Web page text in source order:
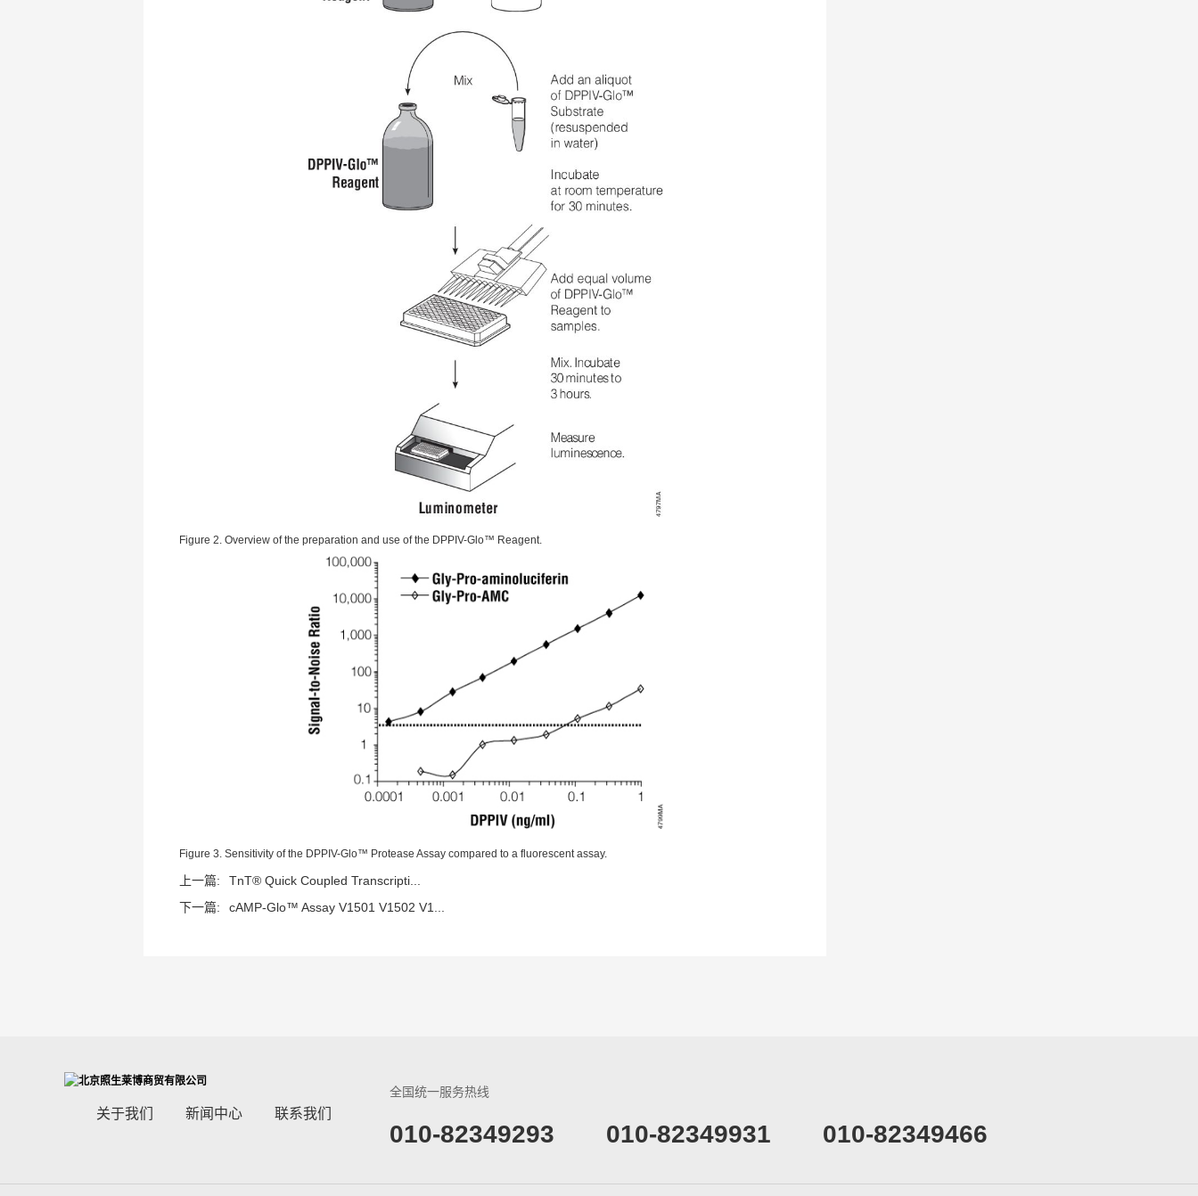
Figure 2. Overview of the preparation and use of the DPPIV-Glo™ Reagent.
Figure 3. Sensitivity of the DPPIV-Glo™ Protease Assay compared to a fluorescent assay.
上一篇:
TnT® Quick Coupled Transcripti...
下一篇:
cAMP-Glo™ Assay V1501 V1502 V1...
关于我们 新闻中心 联系我们
全国统一服务热线
​010-82349293 010-82349931 010-82349466